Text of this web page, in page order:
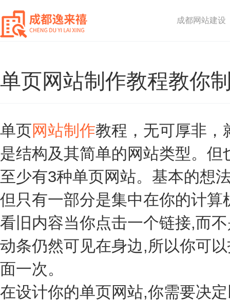
成都网站建设
单页网站制作教程教你
单页网站制作教程，无可厚非，
是结构及其简单的网站类型。但
至少有3种单页网站。基本的想
但只有一部分是集中在你的计
看旧内容当你点击一个链接,而
动条仍然可见在身边,所以你可
面一次。
在设计你的单页网站,你需要决